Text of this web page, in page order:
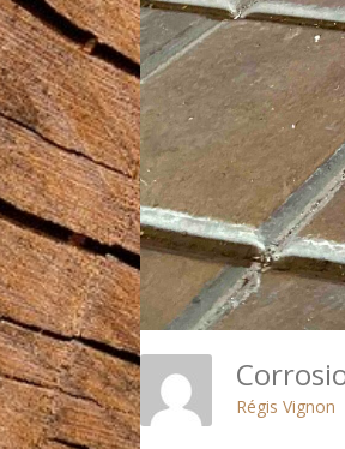
Régis Vignon